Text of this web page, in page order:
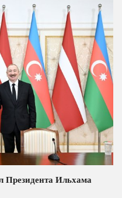
Президента Ильхама